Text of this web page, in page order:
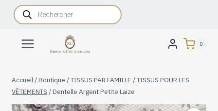
AllerRecherche
de
produits
0
Accueil /Boutique /TISSUS PAR FAMILLE /TISSUS POUR LES
VÊTEMENTS /Dentelle Argent Petite Laize